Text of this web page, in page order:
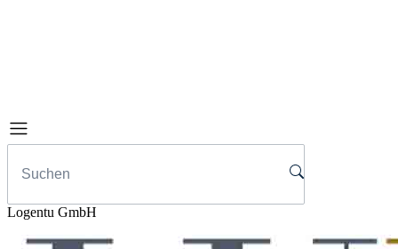
Logentu GmbH